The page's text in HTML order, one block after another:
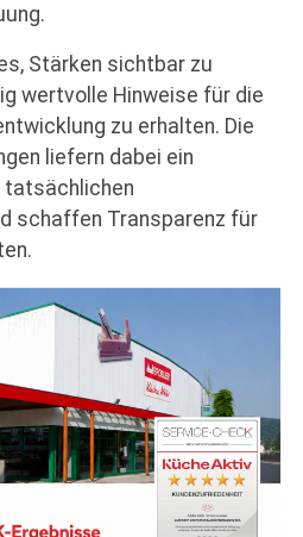
Stärken sichtbar zu
wertvolle Hinweise für die
zu erhalten. Die
liefern dabei ein
tatsächlichen
schaffen Transparenz für